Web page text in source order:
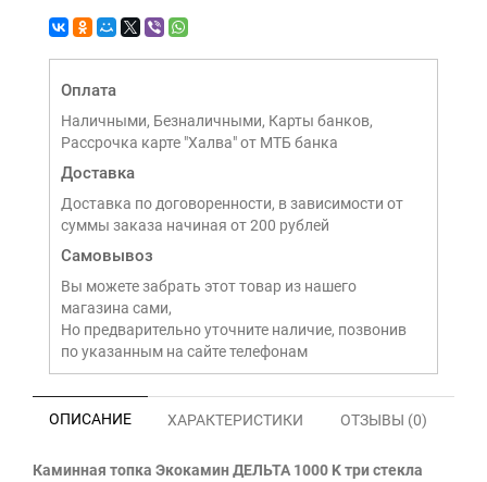
Оплата
Наличными, Безналичными, Карты банков,
Рассрочка карте "Халва" от МТБ банка
Доставка
Доставка по договоренности, в зависимости от
суммы заказа начиная от 200 рублей
Самовывоз
Вы можете забрать этот товар из нашего
магазина сами,
Но предварительно уточните наличие, позвонив
по указанным на сайте телефонам
ОПИСАНИЕ ХАРАКТЕРИСТИКИ ОТЗЫВЫ (0)
Каминная топка Экокамин ДЕЛЬТА 1000 K три стекла